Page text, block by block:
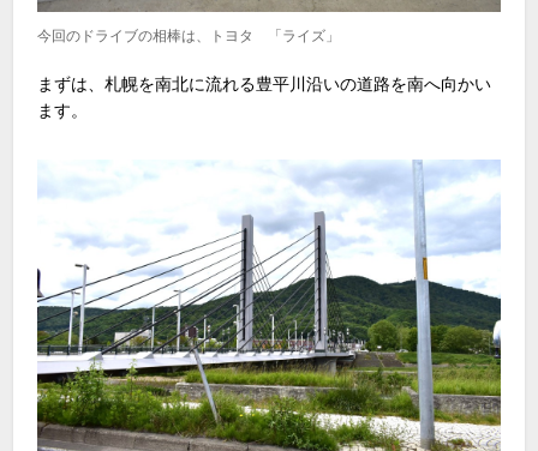
今回のドライブの相棒は、トヨタ 「ライズ」
まずは、札幌を南北に流れる豊平川沿いの道路を南へ向かい
ます。